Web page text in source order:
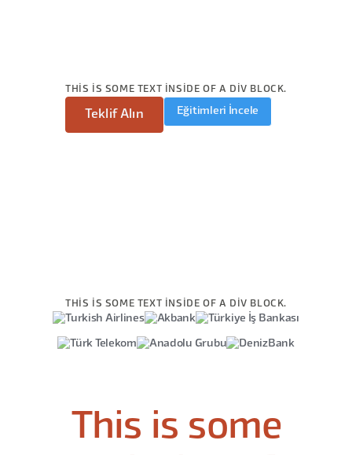
THIS IS SOME TEXT INSIDE OF A DIV BLOCK.
Teklif Alın Eğitimleri İncele
THIS IS SOME TEXT INSIDE OF A DIV BLOCK.
This is some